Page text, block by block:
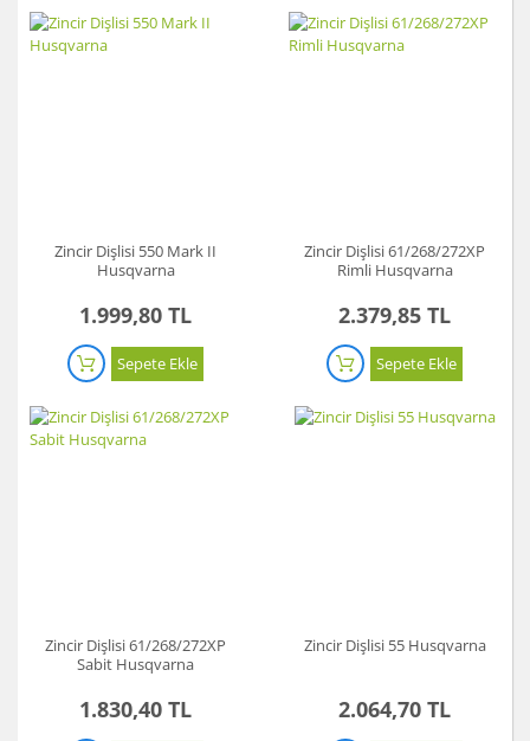
Zincir Dişlisi 550 Mark II
Husqvarna
1.999,80 TL
Sepete Ekle
Zincir Dişlisi 61/268/272XP
Rimli Husqvarna
2.379,85 TL
Sepete Ekle
Zincir Dişlisi 61/268/272XP
Sabit Husqvarna
1.830,40 TL
Zincir Dişlisi 55 Husqvarna
2.064,70 TL